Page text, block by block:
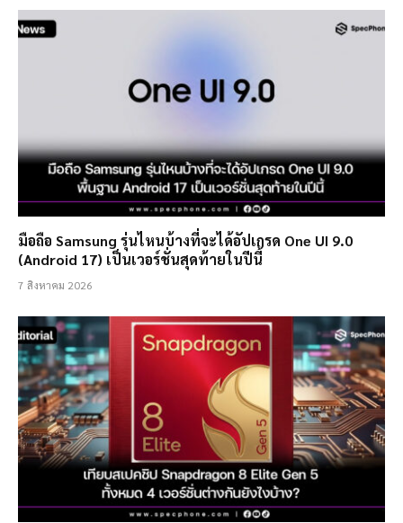
มือถือ Samsung รุ่นไหนบ้างที่จะได้อัปเกรด One UI 9.0
(Android 17) เป็นเวอร์ชั่นสุดท้ายในปีนี้
7 สิงหาคม 2026